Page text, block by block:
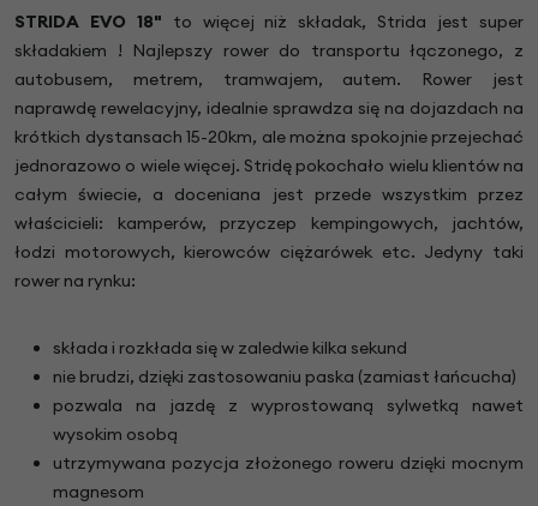
STRIDA EVO 18" to więcej niż składak, Strida jest super
składakiem ! Najlepszy rower do transportu łączonego, z
autobusem, metrem, tramwajem, autem. Rower jest
naprawdę rewelacyjny, idealnie sprawdza się na dojazdach na
krótkich dystansach 15-20km, ale można spokojnie przejechać
jednorazowo o wiele więcej. Stridę pokochało wielu klientów na
całym świecie, a doceniana jest przede wszystkim przez
właścicieli: kamperów, przyczep kempingowych, jachtów,
łodzi motorowych, kierowców ciężarówek etc. Jedyny taki
rower na rynku:
składa i rozkłada się w zaledwie kilka sekund
nie brudzi, dzięki zastosowaniu paska (zamiast łańcucha)
pozwala na jazdę z wyprostowaną sylwetką nawet
wysokim osobą
utrzymywana pozycja złożonego roweru dzięki mocnym
magnesom